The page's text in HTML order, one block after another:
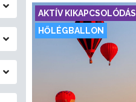
AKTÍV KIKAPCSOLÓDÁS
HŐLÉGBALLON